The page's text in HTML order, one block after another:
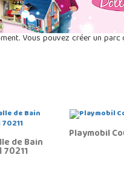
Vous pouvez créer un
de Bain Playmobil